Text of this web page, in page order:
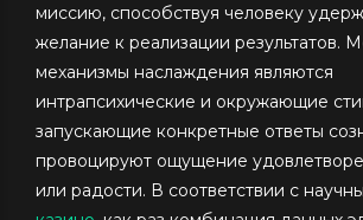
миссию, способствуя человеку
желание к реализации результатов.
механизмы наслаждения являются
интрапсихические и окружающие
запускающие конкретные ответы
провоцируют ощущение
или радости. В соответствии с